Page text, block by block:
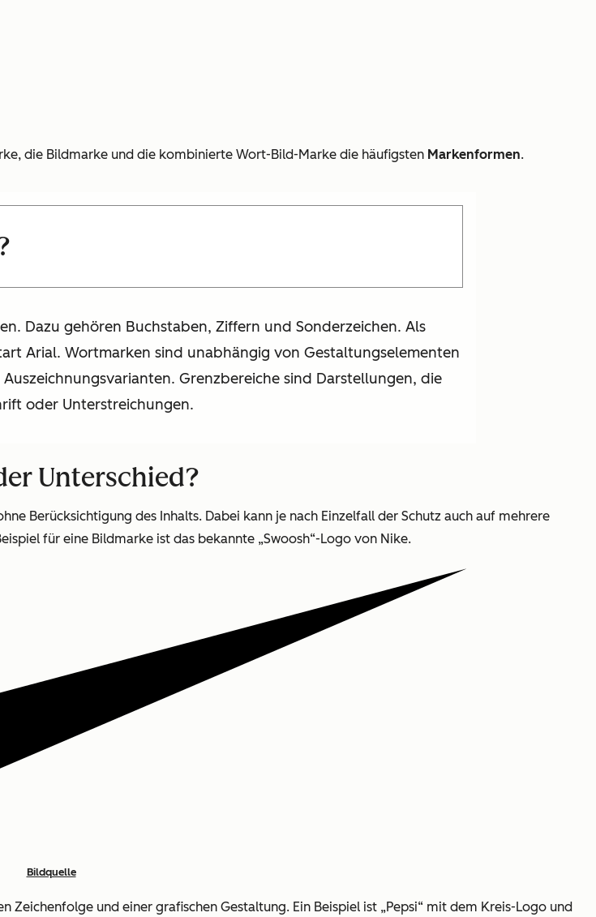
die Bildmarke und die kombinierte Wort-Bild-Marke die häufigsten Markenformen.
Dazu gehören Buchstaben, Ziffern und Sonderzeichen. Als
Arial. Wortmarken sind unabhängig von Gestaltungselementen
Grenzbereiche sind Darstellungen, die
oder Unterstreichungen.
Unterschied?
Berücksichtigung des Inhalts. Dabei kann je nach Einzelfall der Schutz auch auf mehrere
für eine Bildmarke ist das bekannte „Swoosh“-Logo von Nike.
Bildquelle
Zeichenfolge und einer grafischen Gestaltung. Ein Beispiel ist „Pepsi“ mit dem Kreis-Logo und